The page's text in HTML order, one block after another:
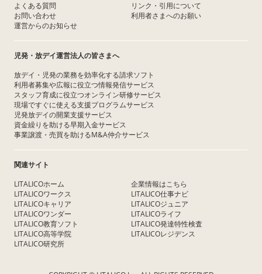
よくある質問
お問い合わせ
運営からのお知らせ
リンク・引用について
利用者さまへのお願い
児発・放デイ運営法人の皆さまへ
放デイ・児発の業務を効率化する請求ソフト
利用者募集や広報に役立つ情報発信サービス
スタッフ育成に役立つオンライン研修サービス
現場ですぐに使える支援プログラムサービス
児発放デイの開業支援サービス
資金繰りを助ける早期入金サービス
事業譲渡・売買を助けるM&A仲介サービス
関連サイト
LITALICOホーム
LITALICOワークス
LITALICOキャリア
LITALICOワンダー
LITALICO教育ソフト
LITALICO高等学院
LITALICO研究所
企業情報はこちら
LITALICO仕事ナビ
LITALICOジュニア
LITALICOライフ
LITALICO発達特性検査
LITALICOレジデンス